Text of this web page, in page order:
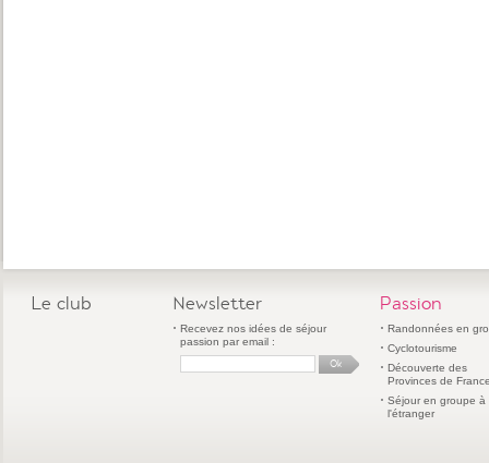
Le club Newsletter
Recevez nos idées de séjour
passion par email :
Passion
Randonnées en
Cyclotourisme
Découverte des
Provinces de
Séjour en groupe à
l'étranger